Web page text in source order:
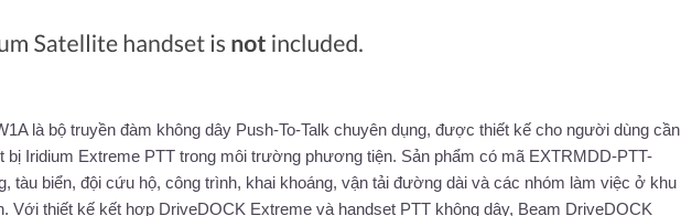
là bộ truyền đàm không dây Push-To-Talk chuyên dụng, được thiết kế cho người dùng cần
bị Iridium Extreme PTT trong môi trường phương tiện. Sản phẩm có mã EXTRMDD-PTT-
tàu biển, đội cứu hộ, công trình, khai khoáng, vận tải đường dài và các nhóm làm việc ở khu
Với thiết kế kết hợp DriveDOCK Extreme và handset PTT không dây, Beam DriveDOCK